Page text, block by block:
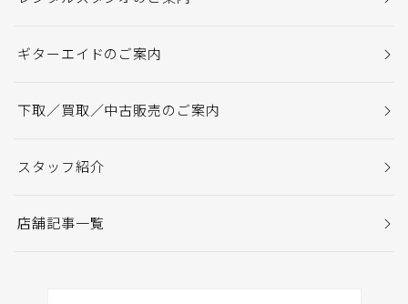
ギターエイドのご案内
下取／買取／中古販売のご案内
スタッフ紹介
店舗記事一覧